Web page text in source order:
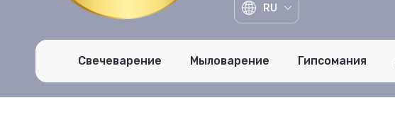
RU
Свечеварение Мыловарение Гипсомания